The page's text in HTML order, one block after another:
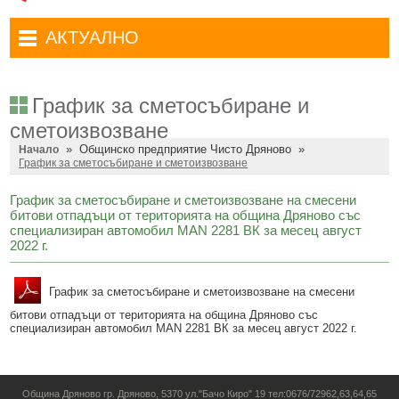
Достъп до информация
Антикорупция
Профил на купувача
Устройство на територията
Общинско предприятие Чисто Дряново
Общинско предприятие Зелено Дряново
Общинска собственост
Култура
Туристически маршрути
Туристически информационен център
Съобщения
График за сметосъбиране и
сметоизвозване
Начало »Общинско предприятие Чисто Дряново »
График за сметосъбиране и сметоизвозване
График за сметосъбиране и сметоизвозване на смесени
битови отпадъци от територията на община Дряново със
специализиран автомобил MAN 2281 ВК за месец август
2022 г.
График за сметосъбиране и сметоизвозване на смесени
битови отпадъци от територията на община Дряново със
специализиран автомобил MAN 2281 ВК за месец август 2022 г.
Комплексно административно обслужване
АКТУАЛНО
Въвеждане на еврото в България
Местни избори 2023 година
Преброяване 2021
COVID-19 (Коронавирус)
Приют за безстопанствени кучета
Красиво Дряново
Обяви и съобщения
Община Дряново гр. Дряново, 5370 ул."Бачо Киро" 19 тел:0676/72962,63,64,65